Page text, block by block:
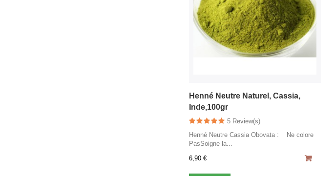
Henné Neutre Naturel, Cassia,
Inde,100gr
5 Review(s)
Henné Neutre Cassia Obovata : Ne colore
PasSoigne la...
6,90 €